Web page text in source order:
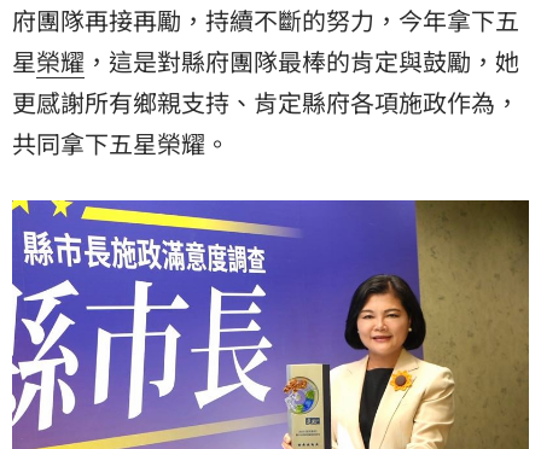
府團隊再接再勵，持續不斷的努力，今年拿下五
星榮耀 ，這是對縣府團隊最棒的肯定與鼓勵，她
更感謝所有鄉親支持、肯定縣府各項施政作為，
共同拿下五星榮耀。